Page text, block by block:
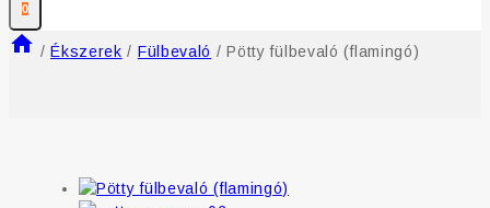
0
/ Ékszerek / Fülbevaló / Pötty fülbevaló (flamingó)